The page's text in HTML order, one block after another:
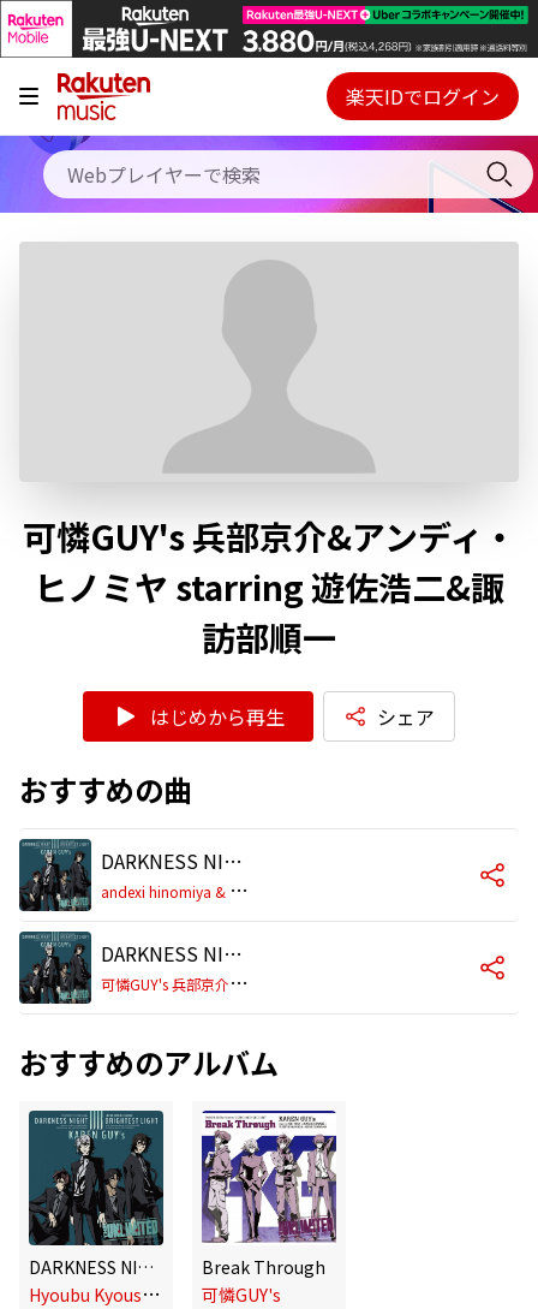
キャンペーン
料金プラン
使い方
Webプレイヤー
ご契約内容の確認・変更
楽天IDでログイン
可憐GUY's 兵部京介&アンディ・
ヒノミヤ starring 遊佐浩二&諏
訪部順一
はじめから再生 シェア
おすすめの曲
DARKNESS NIGHT
a
ndexi hinomiya & Hyoubu Kyousuke
DARKNESS NIGHT (Instrumental)
可
憐GUY's 兵部京介&アンディ・ヒノミヤ starring 遊佐浩二&諏訪部順一
おすすめのアルバム
DARKNESS NIGHT|BRIGHTEST LIGHT
H
youbu Kyousuke
Break Through
可憐GUY's